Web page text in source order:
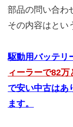
部品の問い合わ
その内容はとい
駆動用バッテリ
ィーラーで82万
で安い中古はあ
ます。